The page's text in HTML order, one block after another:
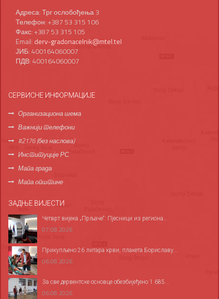
Адреса: Трг ослобођења 3
Телефон: +387 53 315 106
Факс: +387 53 315 105
Email: derv-gradonacelnik@mtel.tel
ЈИБ: 400164060007
ПДВ: 400164060007
СЕРВИСНЕ ИНФОРМАЦИЈЕ
Организациона шема
Важнији телефони
#2176 (без наслова)
Институције РС
Мапа града
Мапа општине
ЗАДЊЕ ВИЈЕСТИ
Четврт вијека „Прљаче“: Пјесници из региона...
07.08.2026
Прикупљено 26 литара крви, плакета Бориславу...
06.08.2026
За све дервентске основце обезбијеђено 1.685...
06.08.2026